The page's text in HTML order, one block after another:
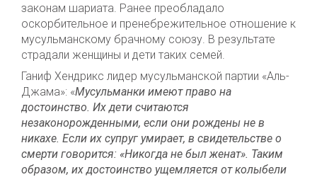
законам шариата. Ранее преобладало
оскорбительное и пренебрежительное отношение к
мусульманскому брачному союзу. В результате
страдали женщины и дети таких семей.
Ганиф Хендрикс лидер мусульманской партии «Аль-
Джама»: «Мусульманки имеют право на
достоинство. Их дети считаются
незаконорожденными, если они рождены не в
никахе. Если их супруг умирает, в свидетельстве о
смерти говорится: «Никогда не был женат». Таким
образом, их достоинство ущемляется от колыбели